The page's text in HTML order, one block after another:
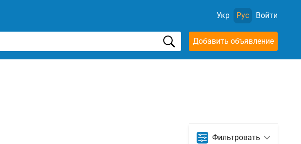
Укр Рус Войти
Добавить объявление
Фильтровать